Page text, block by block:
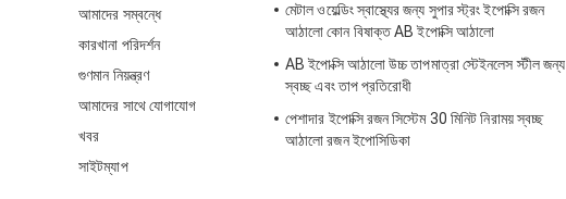
আমাদের সম্বন্ধে
কারখানা পরিদর্শন
গুণমান নিয়ন্ত্রণ
আমাদের সাথে যোগাযোগ
খবর
সাইটম্যাপ
মেটাল ওয়েল্ডিং স্বাস্থ্যের জন্য সুপার স্ট্রং ইপোক্সি রজন
আঠালো কোন বিষাক্ত AB ইপোক্সি আঠালো
AB ইপোক্সি আঠালো উচ্চ তাপমাত্রা স্টেইনলেস স্টীল জন্য
স্বচ্ছ এবং তাপ প্রতিরোধী
পেশাদার ইপোক্সি রজন সিস্টেম 30 মিনিট নিরাময় স্বচ্ছ
আঠালো রজন ইপোসিডিকা